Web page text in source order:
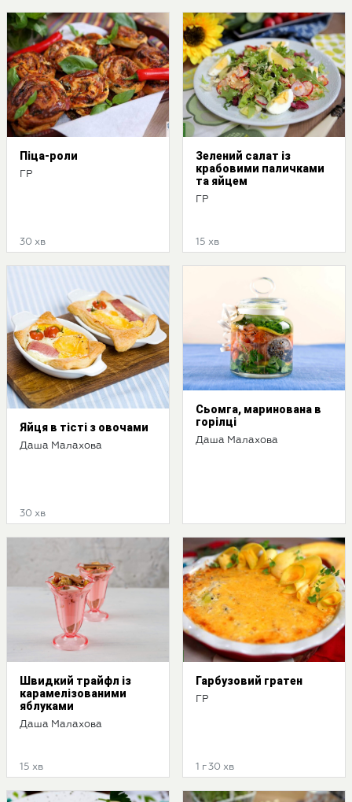
Піца-роли
ГР
30 хв
Зелений салат із
крабовими паличками
та яйцем
ГР
15 хв
Яйця в тісті з овочами
Даша Малахова
30 хв
Сьомга, маринована в
горілці
Даша Малахова
Швидкий трайфл із
карамелізованими
яблуками
Даша Малахова
15 хв
Гарбузовий гратен
ГР
1 г 30 хв